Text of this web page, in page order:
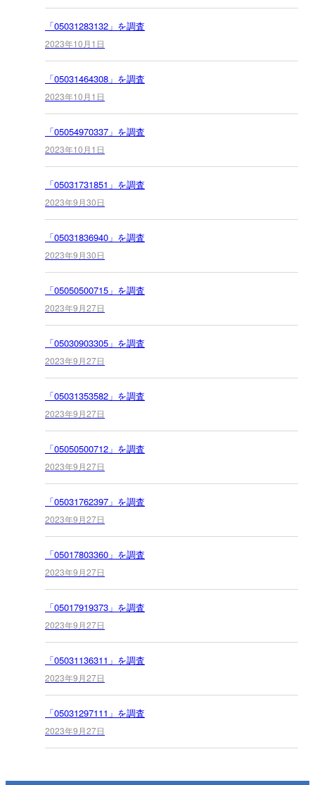
「05031283132」を調査
2023年10月1日
「05031464308」を調査
2023年10月1日
「05054970337」を調査
2023年10月1日
「05031731851」を調査
2023年9月30日
「05031836940」を調査
2023年9月30日
「05050500715」を調査
2023年9月27日
「05030903305」を調査
2023年9月27日
「05031353582」を調査
2023年9月27日
「05050500712」を調査
2023年9月27日
「05031762397」を調査
2023年9月27日
「05017803360」を調査
2023年9月27日
「05017919373」を調査
2023年9月27日
「05031136311」を調査
2023年9月27日
「05031297111」を調査
2023年9月27日